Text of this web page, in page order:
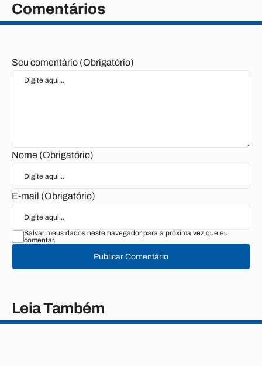
Comentários
Seu comentário (Obrigatório)
Nome (Obrigatório)
E-mail (Obrigatório)
Salvar meus dados neste navegador para a próxima vez que eu
comentar.
Publicar Comentário
Leia Também